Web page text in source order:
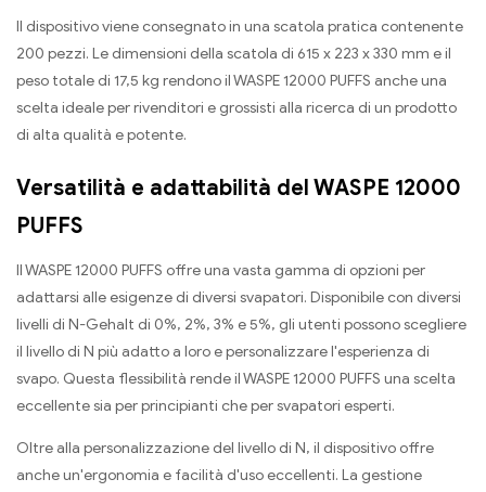
Il dispositivo viene consegnato in una scatola pratica contenente
200 pezzi. Le dimensioni della scatola di 615 x 223 x 330 mm e il
peso totale di 17,5 kg rendono il WASPE 12000 PUFFS anche una
scelta ideale per rivenditori e grossisti alla ricerca di un prodotto
di alta qualità e potente.
Versatilità e adattabilità del WASPE 12000
PUFFS
Il WASPE 12000 PUFFS offre una vasta gamma di opzioni per
adattarsi alle esigenze di diversi svapatori. Disponibile con diversi
livelli di N-Gehalt di 0%, 2%, 3% e 5%, gli utenti possono scegliere
il livello di N più adatto a loro e personalizzare l'esperienza di
svapo. Questa flessibilità rende il WASPE 12000 PUFFS una scelta
eccellente sia per principianti che per svapatori esperti.
Oltre alla personalizzazione del livello di N, il dispositivo offre
anche un'ergonomia e facilità d'uso eccellenti. La gestione